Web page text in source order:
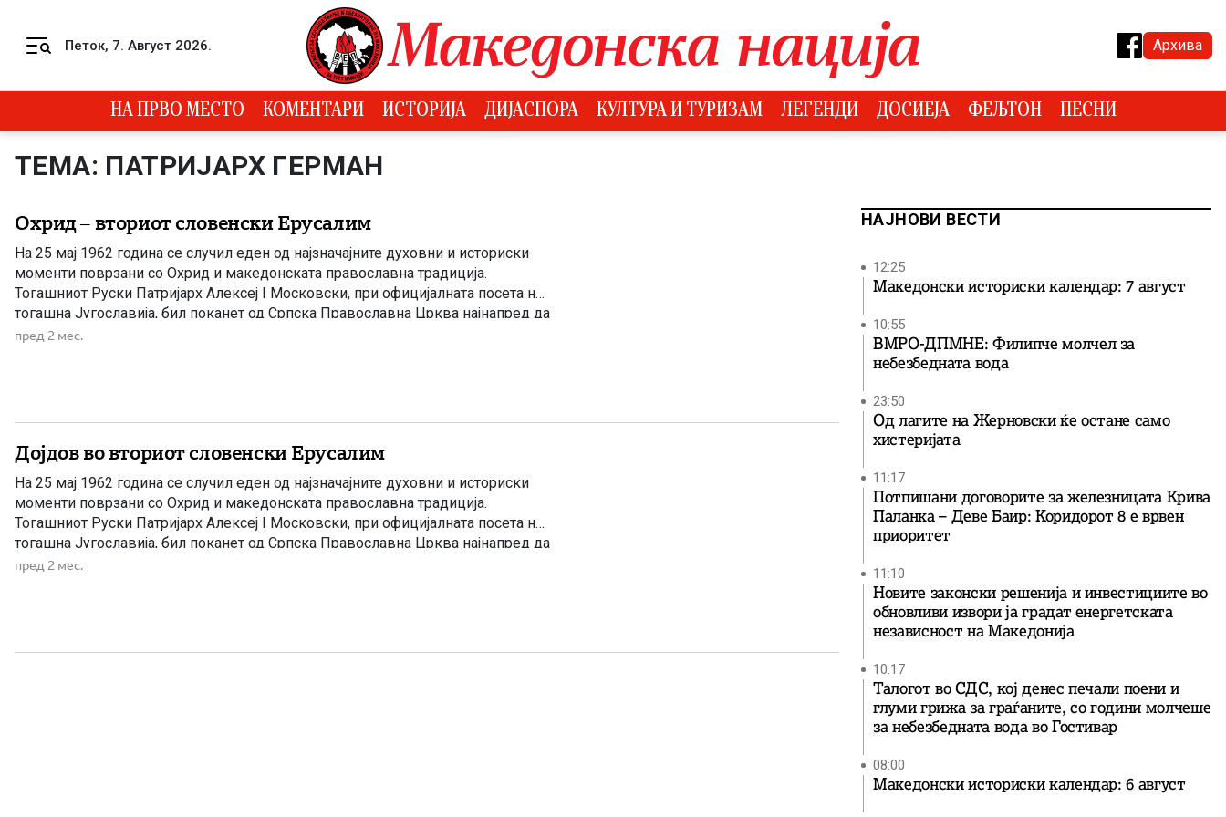
Петок, 7. Август 2026. Архива
НА ПРВО МЕСТО КОМЕНТАРИ ИСТОРИЈА ДИЈАСПОРА КУЛТУРА И ТУРИЗАМ ЛЕГЕНДИ ДОСИЕЈА ФЕЉТОН ПЕСНИ
ТЕМА: ПАТРИЈАРХ ГЕРМАН
Охрид – вториот словенски Ерусалим
На 25 мај 1962 година се случил еден од најзначајните духовни и историски
моменти поврзани со Охрид и македонската православна традиција.
Тогашниот Руски Патријарх Алексеј I Московски, при официјалната посета на
тогашна Југославија, бил поканет од Српска Православна Црква најнапред да
го посети Белград. Но, наместо тоа, тој побарал прво да дојде во Охрид — […]
пред 2 мес.
Дојдов во вториот словенски Ерусалим
На 25 мај 1962 година се случил еден од најзначајните духовни и историски
моменти поврзани со Охрид и македонската православна традиција.
Тогашниот Руски Патријарх Алексеј I Московски, при официјалната посета на
тогашна Југославија, бил поканет од Српска Православна Црква најнапред да
го посети Белград. Но, наместо тоа, тој побарал прво да дојде во Охрид — […]
пред 2 мес.
НАЈНОВИ ВЕСТИ
12:25
Македонски историски календар: 7 август
10:55
ВМРО-ДПМНЕ: Филипче молчел за
небезбедната вода
23:50
Од лагите на Жерновски ќе остане само
хистеријата
11:17
Потпишани договорите за железницата Крива
Паланка – Деве Баир: Коридорот 8 е врвен
приоритет
11:10
Новите законски решенија и инвестициите во
обновливи извори ја градат енергетската
независност на Македонија
10:17
Талогот во СДС, кој денес печали поени и
глуми грижа за граѓаните, со години молчеше
за небезбедната вода во Гостивар
08:00
Македонски историски календар: 6 август